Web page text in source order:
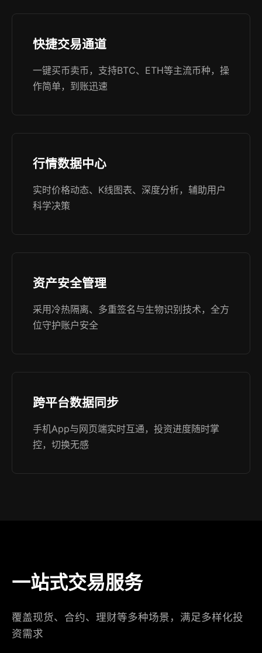
快捷交易通道
一键买币卖币，支持BTC、ETH等主流币种，操
作简单，到账迅速
行情数据中心
实时价格动态、K线图表、深度分析，辅助用户
科学决策
资产安全管理
采用冷热隔离、多重签名与生物识别技术，全方
位守护账户安全
跨平台数据同步
手机App与网页端实时互通，投资进度随时掌
控，切换无感
一站式交易服务
覆盖现货、合约、理财等多种场景，满足多样化投
资需求